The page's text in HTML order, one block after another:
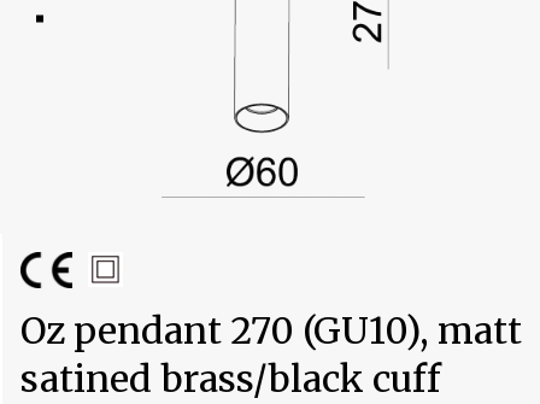
Oz pendant 270 (GU10), matt
satined brass/black cuff